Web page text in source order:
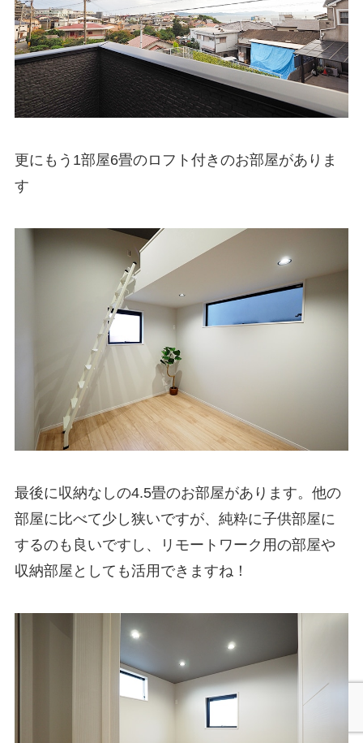
更にもう1部屋6畳のロフト付きのお部屋がありま
す
最後に収納なしの4.5畳のお部屋があります。他の
部屋に比べて少し狭いですが、純粋に子供部屋に
するのも良いですし、リモートワーク用の部屋や
収納部屋としても活用できますね！